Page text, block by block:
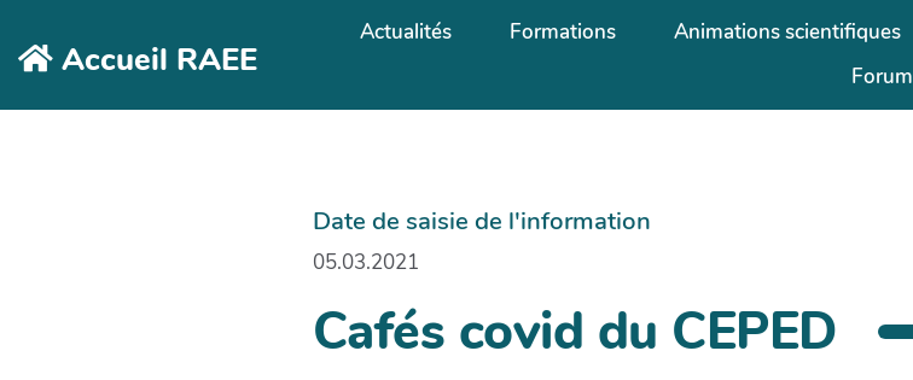
Accueil RAEE
Actualités Formations Animations scientifiques
Forum
Date de saisie de l'information
05.03.2021
Cafés covid du CEPED